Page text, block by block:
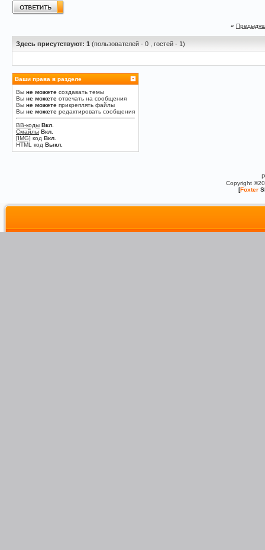
«
Здесь присутствуют: 1 (пользователей - 0 , гостей - 1)
Ваши права в разделе
Вы не можете создавать темы
Вы не можете отвечать на сообщения
Вы не можете прикреплять файлы
Вы не можете редактировать сообщения
BB-коды Вкл.
Смайлы Вкл.
[IMG] код Вкл.
HTML код Выкл.
Copyright
[Foxter